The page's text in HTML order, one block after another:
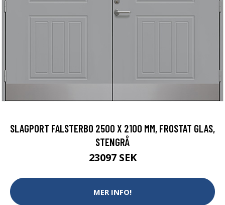
SLAGPORT FALSTERBO 2500 X 2100 MM, FROSTAT GLAS,
STENGRÅ
23097 SEK
MER INFO!